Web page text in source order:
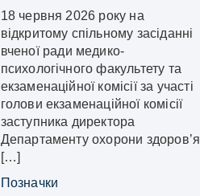
18 червня 2026 року на
відкритому спільному засіданні
вченої ради медико-
психологічного факультету та
екзаменаційної комісії за участі
голови екзаменаційної комісії
заступника директора
Департаменту охорони здоровʼя
[…]
Позначки